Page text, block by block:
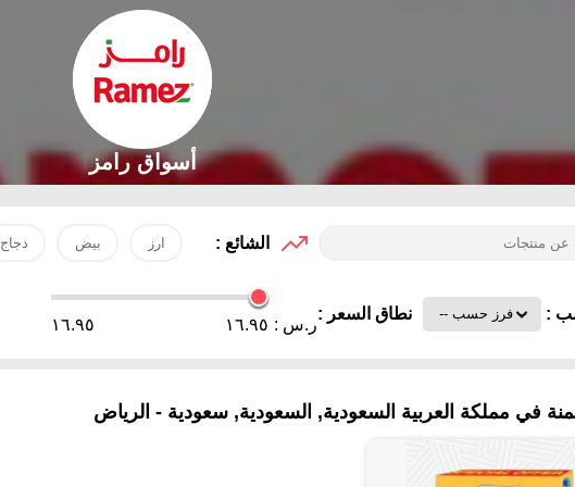
أسواق رامز
الشائع : ارز بيض دجاج
: نطاق السعر :
ر.س : ١٦.٩٥ ١٦.٩٥
في مملكة العربية السعودية, السعودية, سعودية - الرياض